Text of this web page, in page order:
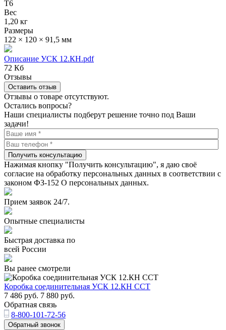
T6
Вес
1,20 кг
Размеры
122 × 120 × 91,5 мм
Описание УСК 12.КН.pdf
72 Кб
Отзывы
Оставить отзыв
Отзывы о товаре отсутствуют.
Остались вопросы?
Наши специалисты подберут решение точно под Ваши
задачи!
Получить консультацию
Нажимая кнопку "Получить консультацию", я даю своё
согласие на обработку персональных данных в соответствии с
законом ФЗ-152 О персональных данных.
Прием заявок 24/7.
Опытные специалисты
Быстрая доставка по
всей России
Вы ранее смотрели
Коробка соединительная УСК 12.КН ССТ
7 486 руб. 7 880 руб.
Обратная связь
8-800-101-72-56
Обратный звонок